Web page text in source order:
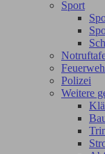
Sport
Polizei
Weitere